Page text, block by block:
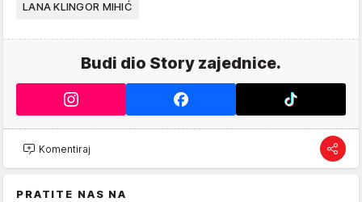
LANA KLINGOR MIHIĆ
Budi dio Story zajednice.
Komentiraj
PRATITE NAS NA